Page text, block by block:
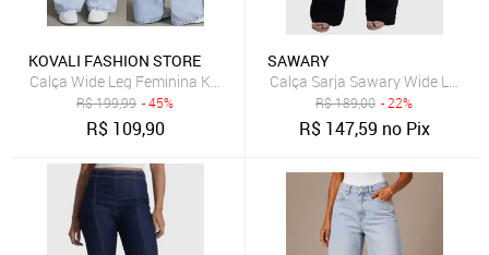
KOVALI FASHION STORE
Calça Wide Leg Feminina Kovali Fashion Store Confortavel e
R$199,99 - 45%
R$ 109,90
SAWARY
Calça Sarja Sawary Wide Leg
R$189,00 - 22%
R$ 147,59 no Pix